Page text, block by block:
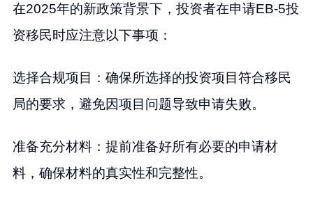
在2025年的新政策背景下，投资者在申请EB-5投
资移民时应注意以下事项：
选择合规项目：确保所选择的投资项目符合移民
局的要求，避免因项目问题导致申请失败。
准备充分材料：提前准备好所有必要的申请材
料，确保材料的真实性和完整性。